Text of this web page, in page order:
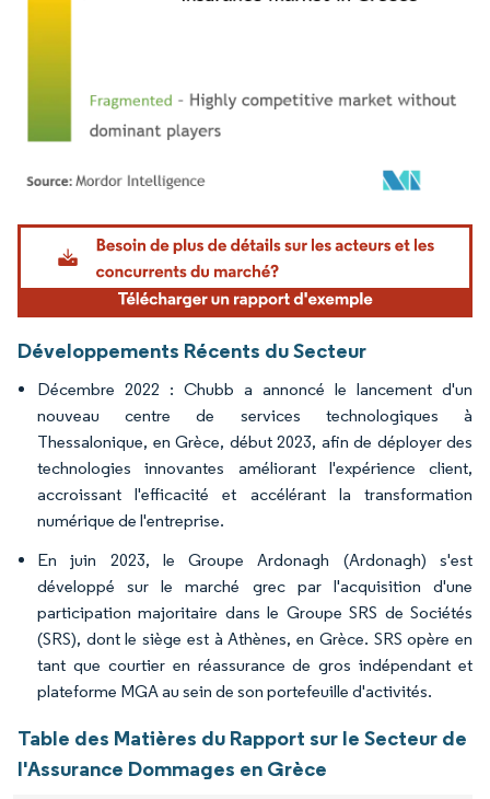
Image © Mordor Intelligence. La réutilisation nécessite une attribution sous CC BY
Développements Récents du Secteur
Décembre 2022 : Chubb a annoncé le lancement d'un
nouveau centre de services technologiques à
Thessalonique, en Grèce, début 2023, afin de déployer des
technologies innovantes améliorant l'expérience client,
accroissant l'efficacité et accélérant la transformation
numérique de l'entreprise.
En juin 2023, le Groupe Ardonagh (Ardonagh) s'est
développé sur le marché grec par l'acquisition d'une
participation majoritaire dans le Groupe SRS de Sociétés
(SRS), dont le siège est à Athènes, en Grèce. SRS opère en
tant que courtier en réassurance de gros indépendant et
plateforme MGA au sein de son portefeuille d'activités.
Table des Matières du Rapport sur le Secteur de
l'Assurance Dommages en Grèce